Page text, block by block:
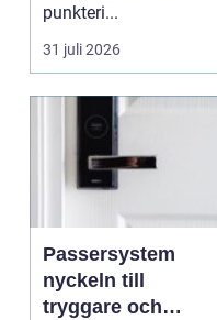
punkteri...
31 juli 2026
Passersystem
nyckeln till
tryggare och